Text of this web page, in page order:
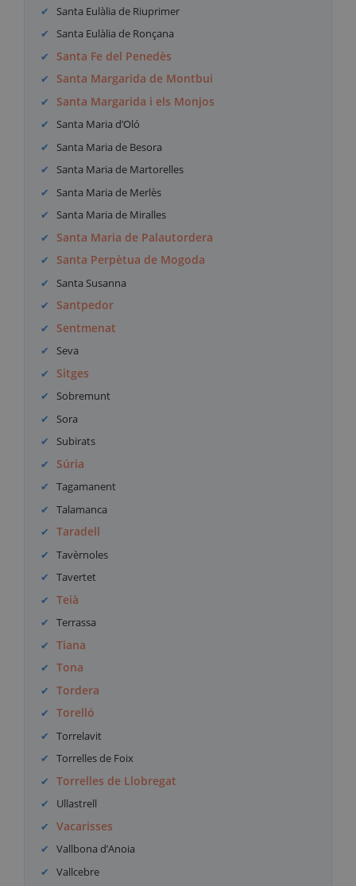
Santa Eulàlia de Riuprimer
Santa Eulàlia de Ronçana
Santa Fe del Penedès
Santa Margarida de Montbui
Santa Margarida i els Monjos
Santa Maria d’Oló
Santa Maria de Besora
Santa Maria de Martorelles
Santa Maria de Merlès
Santa Maria de Miralles
Santa Maria de Palautordera
Santa Perpètua de Mogoda
Santa Susanna
Santpedor
Sentmenat
Seva
Sitges
Sobremunt
Sora
Subirats
Súria
Tagamanent
Talamanca
Taradell
Tavèrnoles
Tavertet
Teià
Terrassa
Tiana
Tona
Tordera
Torelló
Torrelavit
Torrelles de Foix
Torrelles de Llobregat
Ullastrell
Vacarisses
Vallbona d’Anoia
Vallcebre